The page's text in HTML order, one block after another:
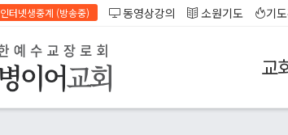
인터넷생중계 (방송중) 동영상강의 소원기도 기
교